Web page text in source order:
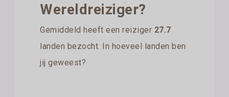
Wereldreiziger?
Gemiddeld heeft een reiziger 27.7
landen bezocht. In hoeveel landen ben
jij geweest?